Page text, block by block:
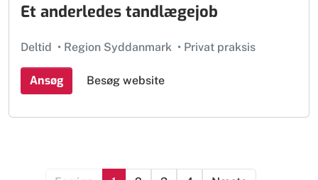
Et anderledes tandlægejob
Deltid • Region Syddanmark • Privat praksis
Ansøg Besøg website